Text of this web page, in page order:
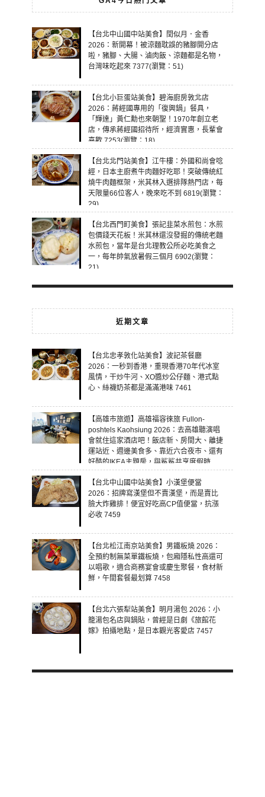
【台北中山國中站美食】閏似月．金香
2026：新開幕！被涼麵耽誤的豬腳開分店
啦，豬腳、大腸、滷肉飯、涼麵都是名物，
台灣味吃起來 7377(瀏覽：51)
【台北小巨蛋站美食】碧海廚房敦北店
2026：蔣經國專用的「復興鍋」餐具，
「輝達」黃仁勳也來朝聖！1970年創立老
店，傳承蔣經國招待所，經濟實惠，長輩會
喜歡 7253(瀏覽：18)
【台北北門站美食】江牛樓：外國和尚會唸
經，日本主廚煮牛肉麵好吃耶！突破傳統紅
燒牛肉麵框架，米其林入選排隊熱門店，每
天限量66位客人，晚來吃不到 6819(瀏覽：
29)
【台北西門町美食】張記韭菜水煎包：水煎
包價錢天花板！米其林還沒發掘的傳統老麵
水煎包，當年是台北理教公所必吃美食之
一，每年帥氣放暑假三個月 6902(瀏覽：
21)
近期文章
【台北忠孝敦化站美食】波記茶餐廳
2026：一秒到香港，重現香港70年代冰室
風情，干炒牛河、XO醬炒公仔麵、港式點
心、絲襪奶茶都是滿滿港味 7461
【高雄市旅遊】高雄福容徠旅 Fullon-
poshtels Kaohsiung 2026：去高雄聽演唱
會就住這家酒店吧！飯店新、房間大、離捷
運站近、週邊美食多、靠近六合夜市、還有
好酷的IKEA主題房，與鯊鯊共享度假時
光！ 7460
【台北中山國中站美食】小漢堡便當
2026：招牌寫漢堡但不賣漢堡，而是賣比
臉大炸雞排！便宜好吃高CP值便當，抗漲
必收 7459
【台北松江南京站美食】男鐵板燒 2026：
全預約制無菜單鐵板燒，包廂隱私性高還可
以唱歌，適合商務宴會或慶生聚餐，食材新
鮮，午間套餐最划算 7458
【台北六張犁站美食】明月湯包 2026：小
籠湯包名店與鍋貼，曾經是日劇《旅館花
嫁》拍攝地點，是日本觀光客愛店 7457